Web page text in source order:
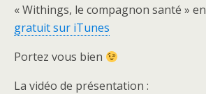
« Withings, le compagnon santé » en
gratuit sur iTunes
Portez vous bien
La vidéo de présentation :